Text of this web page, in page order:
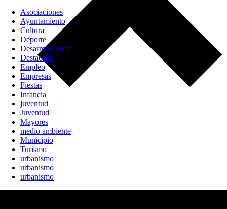
Asociaciones
Ayuntamiento
Cultura
Deporte
Desarrollo local
Destacado
Empleo
Empresas
Fiestas
Infancia
juventud
Juventud
Mayores
medio ambiente
Municipio
Turismo
urbanismo
urbanismo
urbanismo